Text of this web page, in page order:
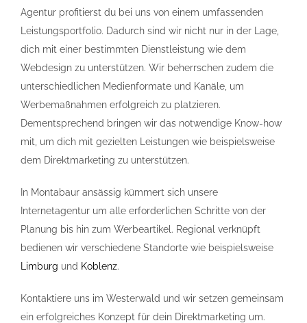
Agentur profitierst du bei uns von einem umfassenden
Leistungsportfolio. Dadurch sind wir nicht nur in der Lage,
dich mit einer bestimmten Dienstleistung wie dem
Webdesign zu unterstützen. Wir beherrschen zudem die
unterschiedlichen Medienformate und Kanäle, um
Werbemaßnahmen erfolgreich zu platzieren.
Dementsprechend bringen wir das notwendige Know-how
mit, um dich mit gezielten Leistungen wie beispielsweise
dem Direktmarketing zu unterstützen.
In Montabaur ansässig kümmert sich unsere
Internetagentur um alle erforderlichen Schritte von der
Planung bis hin zum Werbeartikel. Regional verknüpft
bedienen wir verschiedene Standorte wie beispielsweise
Limburg und Koblenz.
Kontaktiere uns im Westerwald und wir setzen gemeinsam
ein erfolgreiches Konzept für dein Direktmarketing um.